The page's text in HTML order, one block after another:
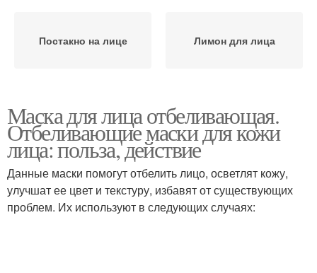
Постакно на лице Лимон для лица
Маска для лица отбеливающая.
Отбеливающие маски для кожи
лица: польза, действие
Данные маски помогут отбелить лицо, осветлят кожу,
улучшат ее цвет и текстуру, избавят от существующих
проблем. Их используют в следующих случаях: